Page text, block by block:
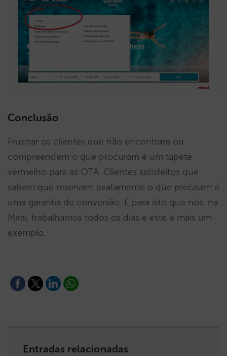
Conclusão
Frustrar os clientes que não encontram ou
compreendem o que procuram é um tapete
vermelho para as OTA. Clientes satisfeitos que
sabem que reservam exatamente o que precisam é
uma garantia de conversão. É para isto que nós, na
Mirai, trabalhamos todos os dias e este é mais um
exemplo.
Entradas relacionadas